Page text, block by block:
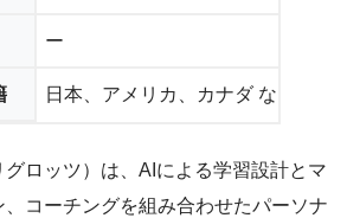
ー
日本、アメリカ、カナダ など
グロッツ）は、AIによる学習設計とマ
コーチングを組み合わせたパーソナ